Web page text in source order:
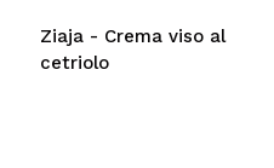
Ziaja - Crema viso al
cetriolo